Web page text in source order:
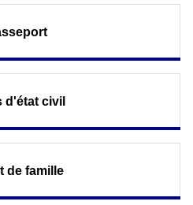
d'état civil
de famille